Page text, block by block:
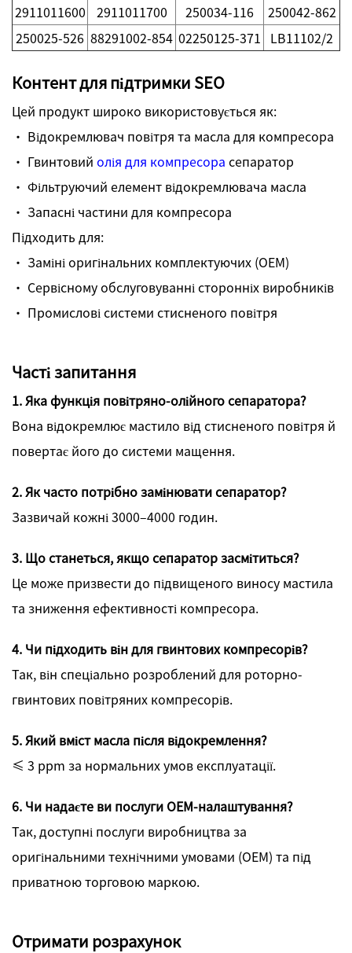
2911011600 2911011700 250034-116
250042-862
250025-526 88291002-854 02250125-371 LB11102/2
Контент для підтримки SEO
Цей продукт широко використовується як:
· Відокремлювач повітря та масла для компресора
· Гвинтовий олія для компресора сепаратор
· Фільтруючий елемент відокремлювача масла
· Запасні частини для компресора
Підходить для:
· Заміні оригінальних комплектуючих (OEM)
· Сервісному обслуговуванні сторонніх виробників
· Промислові системи стисненого повітря
Часті запитання
1. Яка функція повітряно-олійного сепаратора?
Вона відокремлює мастило від стисненого повітря й
повертає його до системи мащення.
2. Як часто потрібно замінювати сепаратор?
Зазвичай кожні 3000–4000 годин.
3. Що станеться, якщо сепаратор засмітиться?
Це може призвести до підвищеного виносу мастила
та зниження ефективності компресора.
4. Чи підходить він для гвинтових компресорів?
Так, він спеціально розроблений для роторно-
гвинтових повітряних компресорів.
5. Який вміст масла після відокремлення?
≤ 3 ppm за нормальних умов експлуатації.
6. Чи надаєте ви послуги OEM-налаштування?
Так, доступні послуги виробництва за
оригінальними технічними умовами (OEM) та під
приватною торговою маркою.
Отримати розрахунок